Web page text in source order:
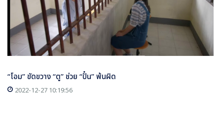
“โอม” ขัดขวาง “ตู” ช่วย “ปั๋น” พ้นผิด
2022-12-27 10:19:56